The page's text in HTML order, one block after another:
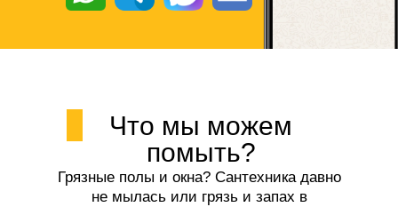
Что мы можем
помыть?
Грязные полы и окна? Сантехника давно
не мылась или грязь и запах в